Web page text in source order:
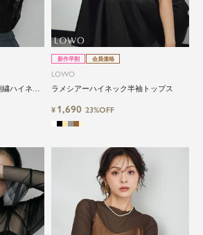
性を美しく見せる力は、ファッシ
中でも特別なものです。
はもったいない もっと気軽にもっ
を楽しみたい...
叶えたい。それが、ドレスブラン
繍ハイネッ
新作早割 会員価格
LOWO
ラメシアーハイネック半袖トップス
¥ 1,690 23%OFF